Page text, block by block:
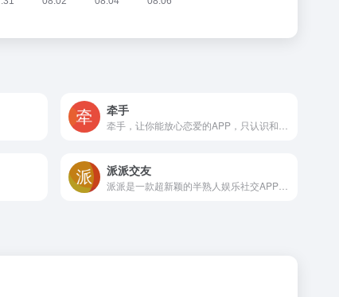
牵手
派派交友